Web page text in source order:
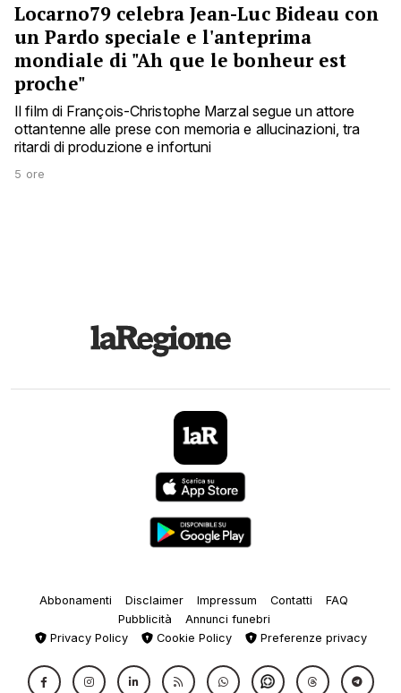
Locarno79 celebra Jean-Luc Bideau con
un Pardo speciale e l'anteprima
mondiale di "Ah que le bonheur est
proche"
Il film di François-Christophe Marzal segue un attore
ottantenne alle prese con memoria e allucinazioni, tra
ritardi di produzione e infortuni
5 ore
Abbonamenti Disclaimer Impressum Contatti
FAQ
Pubblicità
Annunci funebri
Privacy Policy
Cookie Policy Preferenze privacy